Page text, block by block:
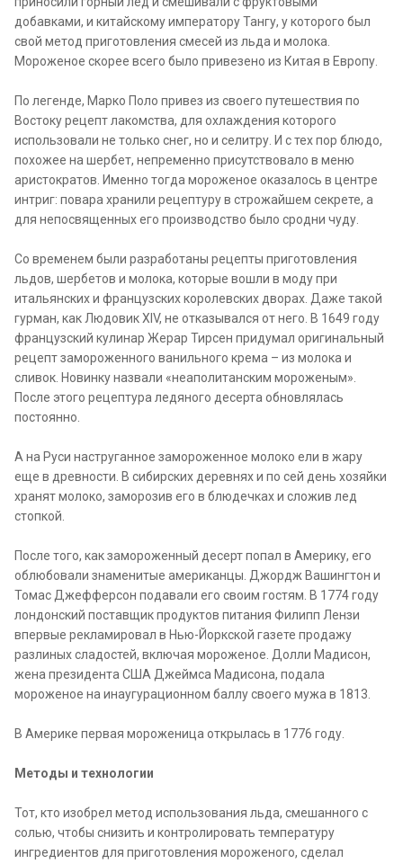
добавками, и китайскому императору Тангу, у которого был
свой метод приготовления смесей из льда и молока.
Мороженое скорее всего было привезено из Китая в Европу.
По легенде, Марко Поло привез из своего путешествия по
Востоку рецепт лакомства, для охлаждения которого
использовали не только снег, но и селитру. И с тех пор блюдо,
похожее на шербет, непременно присутствовало в меню
аристократов. Именно тогда мороженое оказалось в центре
интриг: повара хранили рецептуру в строжайшем секрете, а
для непосвященных его производство было сродни чуду.
Со временем были разработаны рецепты приготовления
льдов, шербетов и молока, которые вошли в моду при
итальянских и французских королевских дворах. Даже такой
гурман, как Людовик XIV, не отказывался от него. В 1649 году
французский кулинар Жерар Тирсен придумал оригинальный
рецепт замороженного ванильного крема – из молока и
сливок. Новинку назвали «неаполитанским мороженым».
После этого рецептура ледяного десерта обновлялась
постоянно.
А на Руси наструганное замороженное молоко ели в жару
еще в древности. В сибирских деревнях и по сей день хозяйки
хранят молоко, заморозив его в блюдечках и сложив лед
стопкой.
После того, как замороженный десерт попал в Америку, его
облюбовали знаменитые американцы. Джордж Вашингтон и
Томас Джефферсон подавали его своим гостям. В 1774 году
лондонский поставщик продуктов питания Филипп Лензи
впервые рекламировал в Нью-Йоркской газете продажу
разлиных сладостей, включая мороженое. Долли Мадисон,
жена президента США Джеймса Мадисона, подала
мороженое на инаугурационном баллу своего мужа в 1813.
В Америке первая мороженица открылась в 1776 году.
Методы и технологии
Тот, кто изобрел метод использования льда, смешанного с
солью, чтобы снизить и контролировать температуру
ингредиентов для приготовления мороженого, сделал